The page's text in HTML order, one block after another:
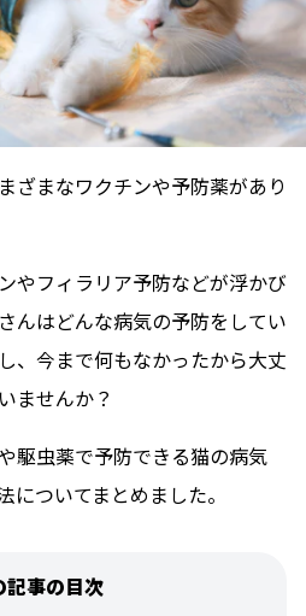
ざまなワクチンや予防薬があり
やフィラリア予防などが浮かび
んはどんな病気の予防をしてい
、今まで何もなかったから大丈
ませんか？
駆虫薬で予防できる猫の病気
についてまとめました。
記事の目次